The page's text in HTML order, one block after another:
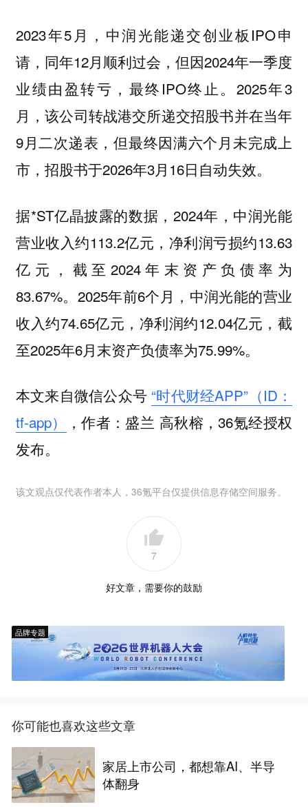
2023年5月，中润光能递交创业板IPO申
请，同年12月顺利过会，但因2024年一季度
业绩由盈转亏，最终IPO终止。2025年3
月，该公司转战港交所递交招股书并在当年
9月二次递表，但最终因满六个月未完成上
市，招股书于2026年3月16日自动失效。
据*ST亿晶披露的数据，2024年，中润光能
营业收入约113.2亿元，净利润亏损约13.63
亿元，截至2024年末资产负债率为
83.67%。2025年前6个月，中润光能的营业
收入约74.65亿元，净利润约12.04亿元，截
至2025年6月末资产负债率为75.99%。
本文来自微信公众号 “时代财经APP”（ID：
tf-app）
，作者：盛兰 高秋榕，36氪经授权
发布。
该文观点仅代表作者本人，36氪平台仅提供信息存储空间服务。
7
好文章，需要你的鼓励
品牌专题
你可能也喜欢这些文章
家居上市公司，都想靠AI、半导
体翻身